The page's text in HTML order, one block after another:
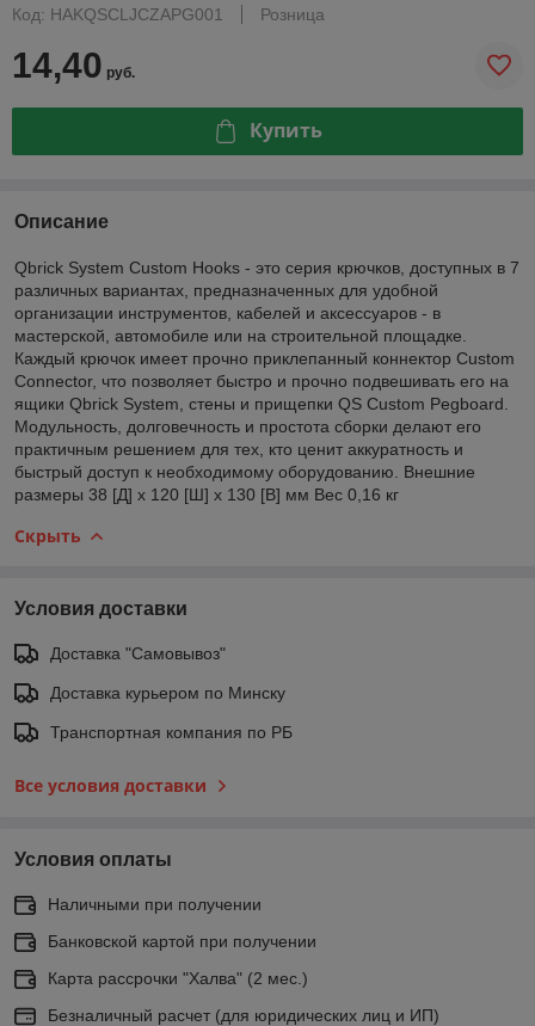
Код: HAKQSCLJCZAPG001
Розница
14,40 руб.
Купить
Описание
Qbrick System Custom Hooks - это серия крючков, доступных в 7
различных вариантах, предназначенных для удобной
организации инструментов, кабелей и аксессуаров - в
мастерской, автомобиле или на строительной площадке.
Каждый крючок имеет прочно приклепанный коннектор Custom
Connector, что позволяет быстро и прочно подвешивать его на
ящики Qbrick System, стены и прищепки QS Custom Pegboard.
Модульность, долговечность и простота сборки делают его
практичным решением для тех, кто ценит аккуратность и
быстрый доступ к необходимому оборудованию. Внешние
размеры 38 [Д] x 120 [Ш] x 130 [В] мм Вес 0,16 кг
Скрыть
Условия доставки
Доставка "Самовывоз"
Доставка курьером по Минску
Транспортная компания по РБ
Все условия доставки
Условия оплаты
Наличными при получении
Банковской картой при получении
Карта рассрочки "Халва" (2 мес.)
Безналичный расчет (для юридических лиц и ИП)